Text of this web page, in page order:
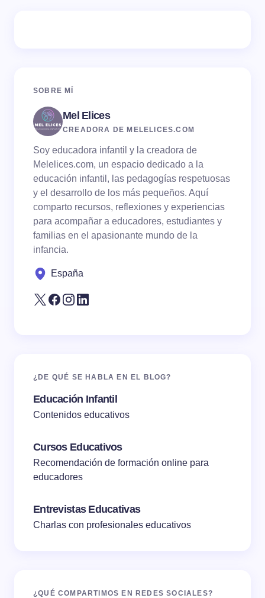
Your Comment *
Email *
Save my name and email in this browser for the
SOBRE MÍ
Mel Elices
CREADORA DE MELELICES.COM
Soy educadora infantil y la creadora de
Melelices.com, un espacio dedicado a la
educación infantil, las pedagogías respetuosas
y el desarrollo de los más pequeños. Aquí
comparto recursos, reflexiones y experiencias
para acompañar a educadores, estudiantes y
familias en el apasionante mundo de la
infancia.
España
¿DE QUÉ SE HABLA EN EL BLOG?
Educación Infantil
Contenidos educativos
Cursos Educativos
Recomendación de formación online para
educadores
Entrevistas Educativas
Charlas con profesionales educativos
¿QUÉ COMPARTIMOS EN REDES SOCIALES?